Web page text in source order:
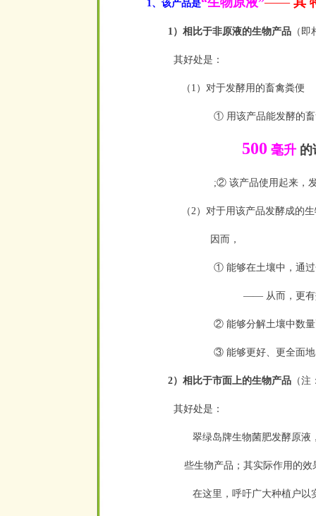
1、该产品是
1）相比于非原液的生物产品 （
其好处是：
（1）对于发酵用的畜禽粪便
① 用该产品能发酵的
500 毫升的
;② 该产品使用起来，
（2）对于用该产品发酵成
因而，
① 能够在土壤中，通
—— 从而，更有
② 能够分解土壤中数
③ 能够更好、更全面
2）相比于市面上的生物产品 （
其好处是：
翠绿岛牌生物菌肥发酵原液
些生物产品；其实际作用的
在这里，呼吁广大种植户以